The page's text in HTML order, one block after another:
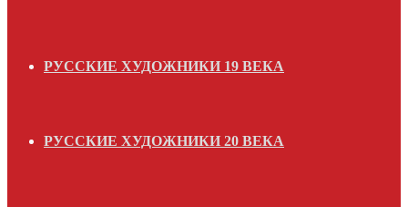
РУССКИЕ ХУДОЖНИКИ 19 ВЕКА
РУССКИЕ ХУДОЖНИКИ 20 ВЕКА